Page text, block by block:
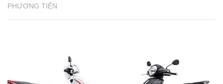
PHƯƠNG TIỆN